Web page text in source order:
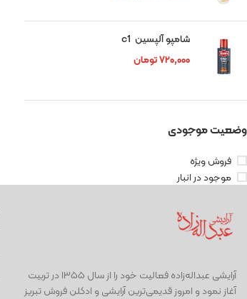
شامپو آلپسین c1
۷۲۰,۰۰۰تومان
وضعیت موجودی
فروش ویژه
موجود در انبار
آرايشی عبداله‌زاده فعاليت خود را از سال ۱۳۵۵ در تربیت
آغاز نمود و امروز قدیمی‌ترین آرایشی و ادكلن فروش تبریز